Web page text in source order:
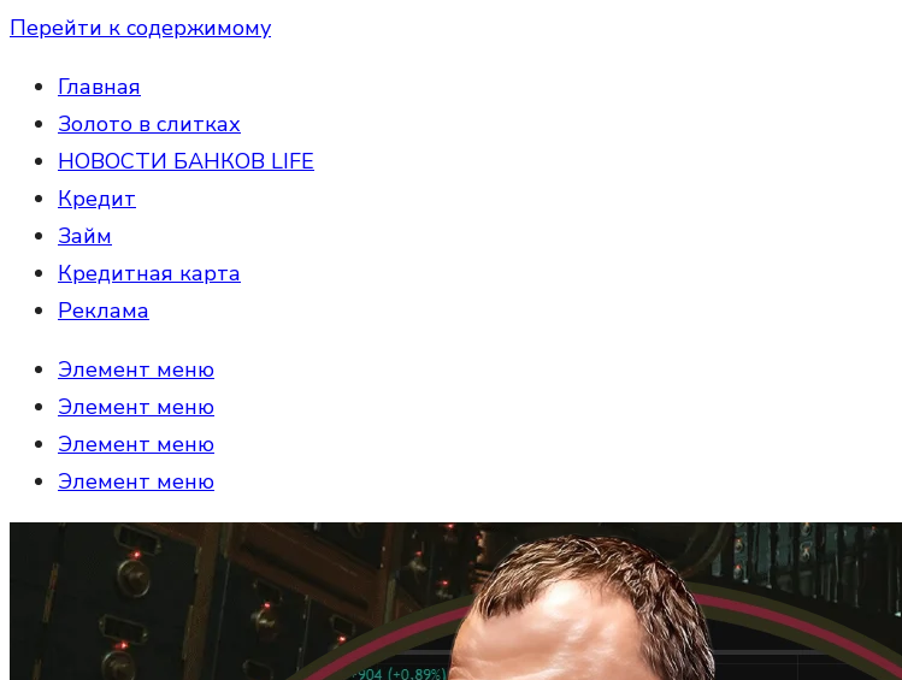
Перейти к содержимому
Главная
Золото в слитках
НОВОСТИ БАНКОВ LIFE
Кредит
Займ
Кредитная карта
Реклама
Элемент меню
Элемент меню
Элемент меню
Элемент меню